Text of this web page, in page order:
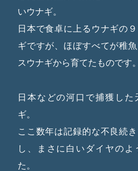
いウナギ。
日本で食卓に上るウナギの
ギですが、ほぼすべてが稚
スウナギから育てたものです。
日本などの河口で捕獲した
ギ。
ここ数年は記録的な不良続
し、まさに白いダイヤのよ
た。